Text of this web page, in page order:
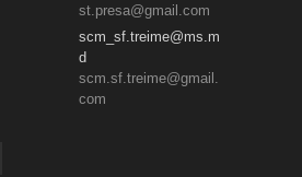
st.presa@gmail.com
scm_sf.treime@ms.m
d
scm.sf.treime@gmail.
com